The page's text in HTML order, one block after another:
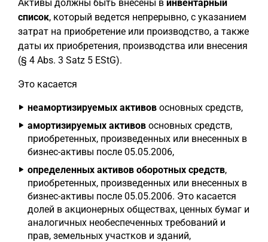
Активы должны быть внесены в инвентарный
список, который ведется непрерывно, с указанием
затрат на приобретение или производство, а также
даты их приобретения, производства или внесения
(§ 4 Abs. 3 Satz 5 EStG).
Это касается
неамортизируемых активов основных средств,
амортизируемых активов основных средств,
приобретенных, произведенных или внесенных в
бизнес-активы после 05.05.2006,
определенных активов оборотных средств,
приобретенных, произведенных или внесенных в
бизнес-активы после 05.05.2006. Это касается
долей в акционерных обществах, ценных бумаг и
аналогичных необеспеченных требований и
прав, земельных участков и зданий,